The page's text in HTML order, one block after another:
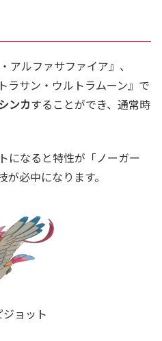
アルファサファイア』、
ラサン・ウルトラムーン』で
ンカすることができ、通常時
になると特性が「ノーガー
必中になります。
ジョット